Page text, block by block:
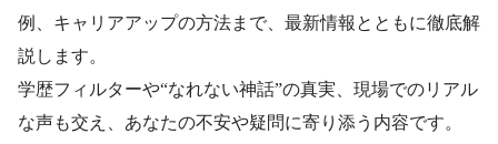
例、キャリアアップの方法まで、最新情報とともに徹底解
説します。
学歴フィルターや“なれない神話”の真実、現場でのリアル
な声も交え、あなたの不安や疑問に寄り添う内容です。